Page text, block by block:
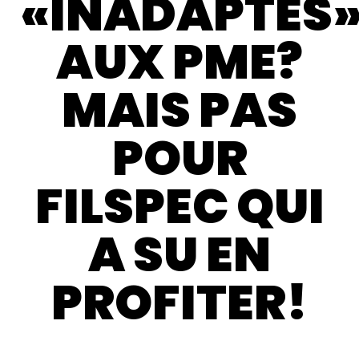
AUX PME?
MAIS PAS
POUR
FILSPEC QUI
A SU EN
PROFITER!